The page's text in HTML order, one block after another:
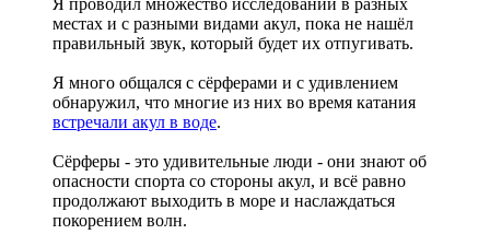
местах и с разными видами акул, пока не нашёл
правильный звук, который будет их отпугивать.
Я много общался с сёрферами и с удивлением
обнаружил, что многие из них во время катания
встречали акул в воде.
Сёрферы - это удивительные люди - они знают об
опасности спорта со стороны акул, и всё равно
продолжают выходить в море и наслаждаться
покорением волн.